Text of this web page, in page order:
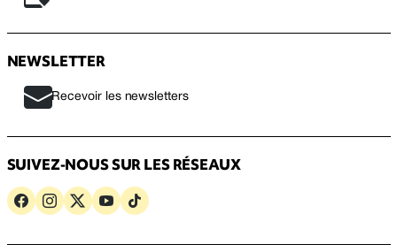
NEWSLETTER
Recevoir les newsletters
SUIVEZ-NOUS SUR LES RÉSEAUX